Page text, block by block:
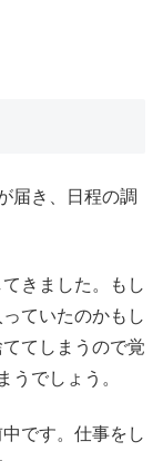
届き、日程の調
きました。もし
ていたのかもし
てしまうので覚
うでしょう。
です。仕事をし